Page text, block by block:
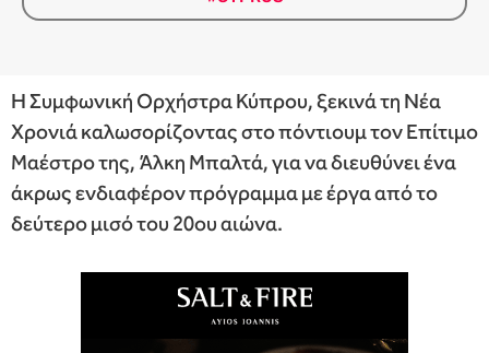
Η Συμφωνική Ορχήστρα Κύπρου, ξεκινά τη Νέα
Χρονιά καλωσορίζοντας στο πόντιουμ τον Επίτιμο
Μαέστρο της, Άλκη Μπαλτά, για να διευθύνει ένα
άκρως ενδιαφέρον πρόγραμμα με έργα από το
δεύτερο μισό του 20ου αιώνα.